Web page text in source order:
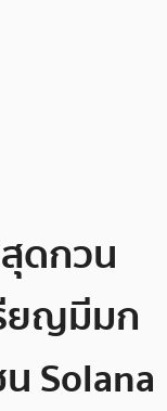
ดกวน
ยญมีมก
Solana